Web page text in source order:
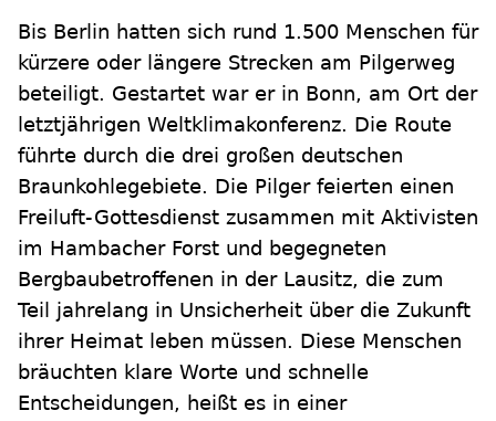
Bis Berlin hatten sich rund 1.500 Menschen für
kürzere oder längere Strecken am Pilgerweg
beteiligt. Gestartet war er in Bonn, am Ort der
letztjährigen Weltklimakonferenz. Die Route
führte durch die drei großen deutschen
Braunkohlegebiete. Die Pilger feierten einen
Freiluft-Gottesdienst zusammen mit Aktivisten
im Hambacher Forst und begegneten
Bergbaubetroffenen in der Lausitz, die zum
Teil jahrelang in Unsicherheit über die Zukunft
ihrer Heimat leben müssen. Diese Menschen
bräuchten klare Worte und schnelle
Entscheidungen, heißt es in einer